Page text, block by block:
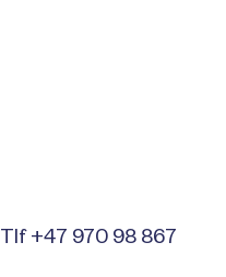
Tlf +47 970 98 867